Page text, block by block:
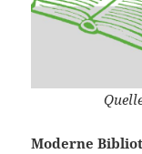
Moderne